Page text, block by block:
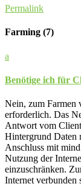
Permalink
Farming (7)
a
Benötige ich für
Nein, zum Farmen
erforderlich. Das
Antwort vom
Hintergrund Daten
Anschluss mit
Nutzung der
einzuschränken.
Internet verbunden